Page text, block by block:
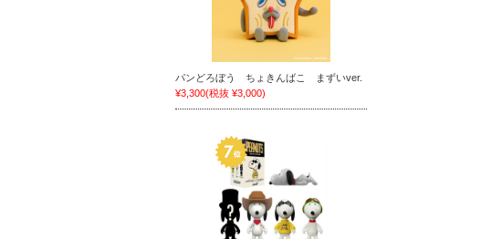
パンどろぼう ちょきんばこ まずいver.
¥3,300(税抜 ¥3,000)